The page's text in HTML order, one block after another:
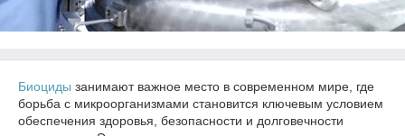
Биоциды занимают важное место в современном мире, где
борьба с микроорганизмами становится ключевым условием
обеспечения здоровья, безопасности и долговечности